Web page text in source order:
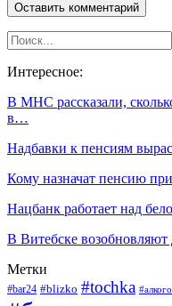
Интересное:
В МНС рассказали,
в…
Надбавки к пенсиям
Кому назначат пенсию
Нацбанк работает над
В Витебске
Метки
#bar24 #blizko #tochka